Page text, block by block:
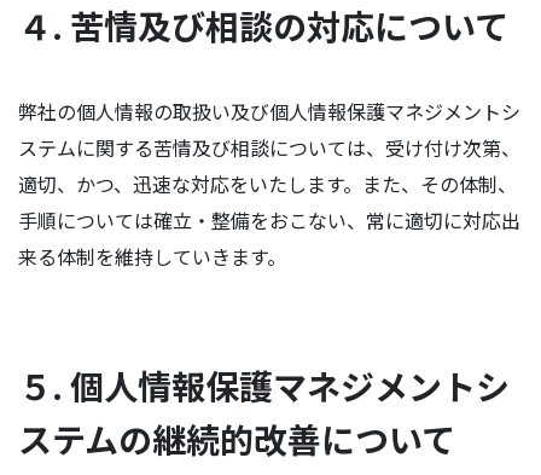
４. 苦情及び相談の対応について
弊社の個人情報の取扱い及び個人情報保護マネジメントシ
ステムに関する苦情及び相談については、受け付け次第、
適切、かつ、迅速な対応をいたします。また、その体制、
手順については確立・整備をおこない、常に適切に対応出
来る体制を維持していきます。
５. 個人情報保護マネジメントシ
ステムの継続的改善について